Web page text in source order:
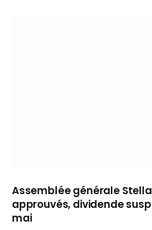
Assemblée générale
approuvés, dividende
mai